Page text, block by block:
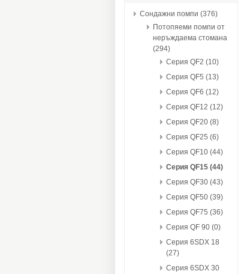
Сондажни помпи (376)
Потопяеми помпи от
неръждаема стомана
(294)
Серия QF2 (10)
Серия QF5 (13)
Серия QF6 (12)
Серия QF12 (12)
Серия QF20 (8)
Серия QF25 (6)
Серия QF10 (44)
Серия QF15 (44)
Серия QF30 (43)
Серия QF50 (39)
Серия QF75 (36)
Серия QF 90 (0)
Серия 6SDX 18
(27)
Серия 6SDX 30